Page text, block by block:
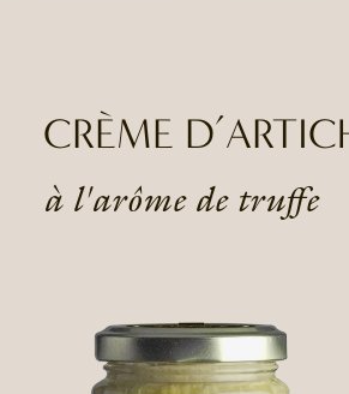
CRÈME
à l'arôme de truffe